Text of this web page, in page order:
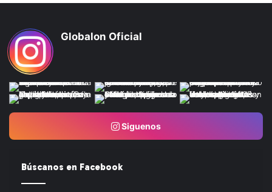
Globalon Oficial
Siguenos
Búscanos en Facebook